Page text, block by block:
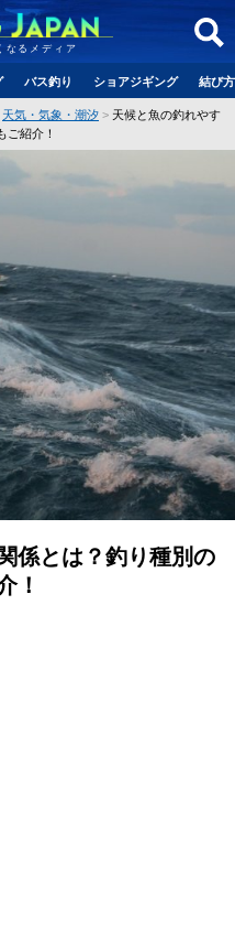
なるメディア
バス釣り ショアジギング 結び
天気・気象・潮汐
天候と魚の釣れやす
ご紹介！
係とは？釣り種別の
！